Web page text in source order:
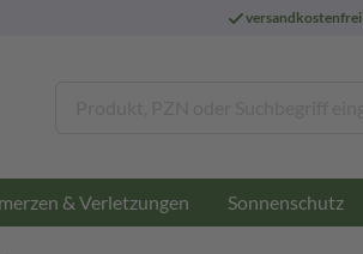
versandkostenfrei
& Verletzungen Sonnenschutz